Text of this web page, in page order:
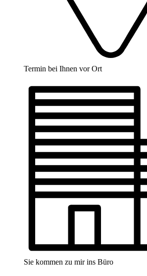
Termin bei Ihnen vor Ort
Sie kommen zu mir ins Büro